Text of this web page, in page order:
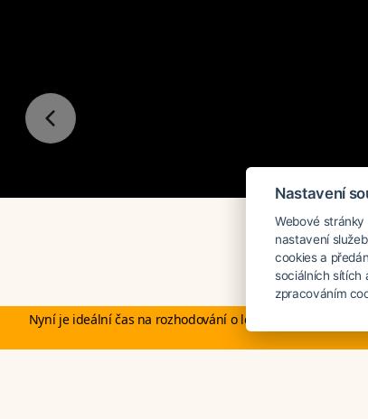
Nyní je ideální čas na rozhodování o letní dovolené, ať ji
Nastavení
Webové stránky
nastavení
cookies a
sociálních sítích
zpracováním